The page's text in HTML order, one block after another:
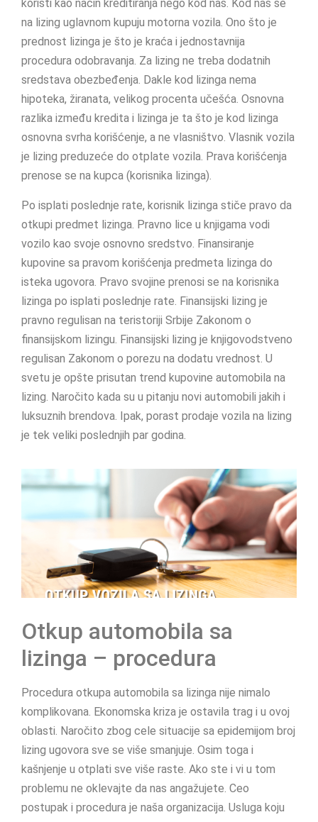
koristi kao način kreditiranja nego kod nas. Kod nas se
na lizing uglavnom kupuju motorna vozila. Ono što je
prednost lizinga je što je kraća i jednostavnija
procedura odobravanja. Za lizing ne treba dodatnih
sredstava obezbeđenja. Dakle kod lizinga nema
hipoteka, žiranata, velikog procenta učešća. Osnovna
razlika između kredita i lizinga je ta što je kod lizinga
osnovna svrha korišćenje, a ne vlasništvo. Vlasnik vozila
je lizing preduzeće do otplate vozila. Prava korišćenja
prenose se na kupca (korisnika lizinga).
Po isplati poslednje rate, korisnik lizinga stiče pravo da
otkupi predmet lizinga. Pravno lice u knjigama vodi
vozilo kao svoje osnovno sredstvo. Finansiranje
kupovine sa pravom korišćenja predmeta lizinga do
isteka ugovora. Pravo svojine prenosi se na korisnika
lizinga po isplati poslednje rate. Finansijski lizing je
pravno regulisan na teristoriji Srbije Zakonom o
finansijskom lizingu. Finansijski lizing je knjigovodstveno
regulisan Zakonom o porezu na dodatu vrednost. U
svetu je opšte prisutan trend kupovine automobila na
lizing. Naročito kada su u pitanju novi automobili jakih i
luksuznih brendova. Ipak, porast prodaje vozila na lizing
je tek veliki poslednjih par godina.
Otkup automobila sa
lizinga – procedura
Procedura otkupa automobila sa lizinga nije nimalo
komplikovana. Ekonomska kriza je ostavila trag i u ovoj
oblasti. Naročito zbog cele situacije sa epidemijom broj
lizing ugovora sve se više smanjuje. Osim toga i
kašnjenje u otplati sve više raste. Ako ste i vi u tom
problemu ne oklevajte da nas angažujete. Ceo
postupak i procedura je naša organizacija. Usluga koju